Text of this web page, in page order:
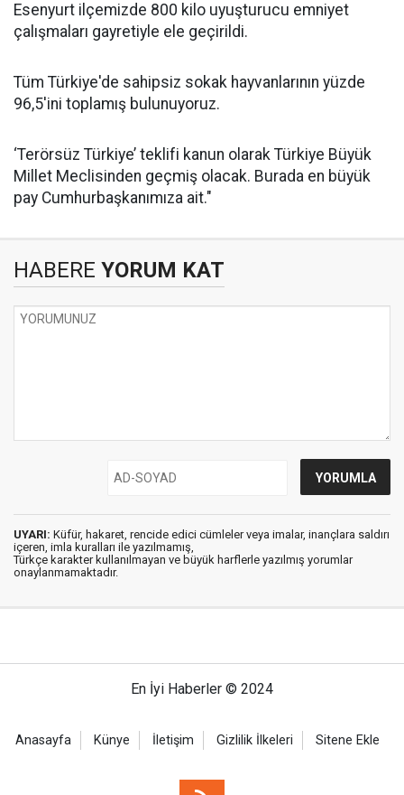
Esenyurt ilçemizde 800 kilo uyuşturucu emniyet
çalışmaları gayretiyle ele geçirildi.
Tüm Türkiye'de sahipsiz sokak hayvanlarının yüzde
96,5'ini toplamış bulunuyoruz.
‘Terörsüz Türkiye’ teklifi kanun olarak Türkiye Büyük
Millet Meclisinden geçmiş olacak. Burada en büyük
pay Cumhurbaşkanımıza ait."
HABERE YORUM KAT
UYARI: Küfür, hakaret, rencide edici cümleler veya imalar, inançlara saldırı
içeren, imla kuralları ile yazılmamış,
Türkçe karakter kullanılmayan ve büyük harflerle yazılmış yorumlar
onaylanmamaktadır.
En İyi Haberler © 2024
Anasayfa Künye İletişim Gizlilik İlkeleri Sitene Ekle